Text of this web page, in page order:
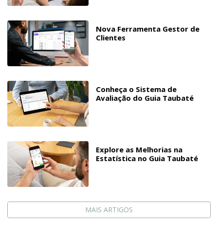
Nova Ferramenta Gestor de
Clientes
Conheça o Sistema de
Avaliação do Guia Taubaté
Explore as Melhorias na
Estatística no Guia Taubaté
MAIS ARTIGOS